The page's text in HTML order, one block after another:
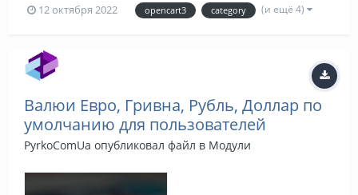
12 октября 2022 opencart3 category (и ещё 4)
Валюи Евро, Гривна, Рубль, Доллар по
умолчанию для пользователей
PyrkoComUa опубликовал файл в Модули